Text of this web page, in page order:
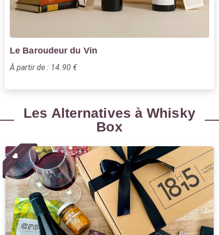
Le Baroudeur du Vin
À partir de : 14.90 €
Les Alternatives à Whisky
Box